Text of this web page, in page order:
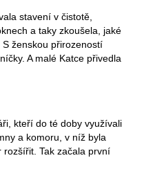
stavení v čistotě,
a taky zkoušela, jaké
ženskou přirozeností
A malé Katce přivedla
kteří do té doby využívali
a komoru, v níž byla
rozšířit. Tak začala první